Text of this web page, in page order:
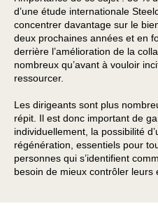
d’une étude internationale
concentrer davantage sur le
deux prochaines années et en
derrière l’amélioration de la
nombreux qu’avant à vouloir
ressourcer.
Les dirigeants sont plus
répit. Il est donc important de
individuellement, la possibilité
régénération, essentiels pour
personnes qui s’identifient
besoin de mieux contrôler leurs